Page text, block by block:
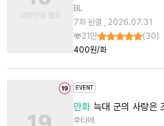
BL
7화 완결 , 2026.07.31
21만
(30)
400원/화
만화 늑대 군의 사랑은
후타메